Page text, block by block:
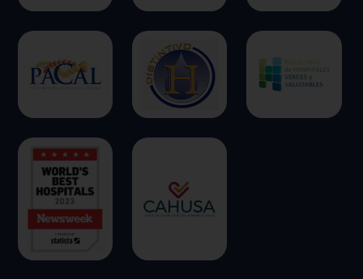
una experiencia web más
escoger no permitirnos usar ciertas
clic en los encabezados de cada
más y cambiar nuestras
predeterminadas. Sin embargo, el
algunos tipos de cookies puede
ofrecer.Más información
Permitir todas